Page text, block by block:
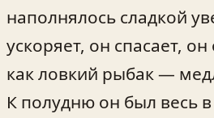
наполнялось сладкой
ускоряет, он спасает,
как ловкий рыбак —
К полудню он был весь